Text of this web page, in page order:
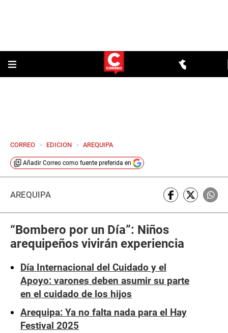
CORREO > EDICION > AREQUIPA
Añadir Correo como fuente preferida en
AREQUIPA
“Bombero por un Día”: Niños
arequipeños vivirán experiencia
Día Internacional del Cuidado y el
Apoyo: varones deben asumir su parte
en el cuidado de los hijos
Arequipa: Ya no falta nada para el Hay
Festival 2025